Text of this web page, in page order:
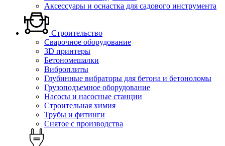
Аксессуары и оснастка для садового инструмента
Строительство
Сварочное оборудование
3D принтеры
Бетономешалки
Виброплиты
Глубинные вибраторы для бетона и бетоноломы
Грузоподъемное оборудование
Насосы и насосные станции
Строительная химия
Трубы и фитинги
Снятое с производства